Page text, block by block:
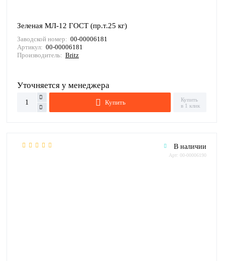
Зеленая МЛ-12 ГОСТ (пр.т.25 кг)
Заводской номер: 00-00006181
Артикул: 00-00006181
Производитель: Britz
Уточняется у менеджера
Купить
Купить
в 1 клик
В наличии
Арт: 00-00006190